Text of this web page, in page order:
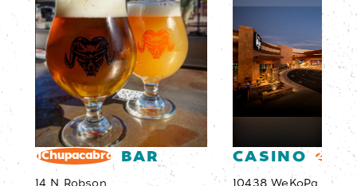
1Chupacabra BAR
14 N Robson
CASINO 2We-
10438 WeKoPa Way